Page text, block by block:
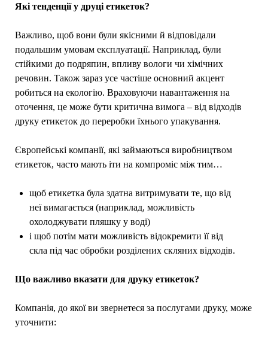
Які тенденції у друці етикеток?
Важливо, щоб вони були якісними й відповідали
подальшим умовам експлуатації. Наприклад, були
стійкими до подряпин, впливу вологи чи хімічних
речовин. Також зараз усе частіше основний акцент
робиться на екологію. Враховуючи навантаження на
оточення, це може бути критична вимога – від відходів
друку етикеток до переробки їхнього упакування.
Європейські компанії, які займаються виробництвом
етикеток, часто мають іти на компроміс між тим…
щоб етикетка була здатна витримувати те, що від
неї вимагається (наприклад, можливість
охолоджувати пляшку у воді)
і щоб потім мати можливість відокремити її від
скла під час обробки розділених скляних відходів.
Що важливо вказати для друку етикеток?
Компанія, до якої ви звернетеся за послугами друку, може
уточнити: